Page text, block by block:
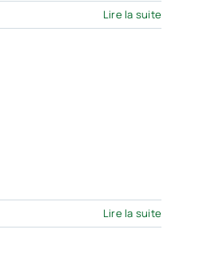
Lire la suite
Lire la suite